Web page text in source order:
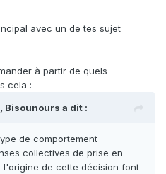
avec un de tes sujet
à partir de quels
cela :
Bisounours a dit :
de comportement
collectives de prise en
de cette décision font